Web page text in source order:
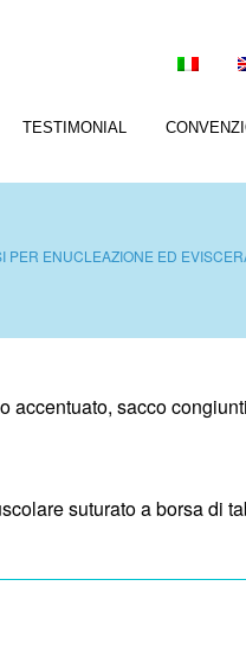
TESTIMONIAL
PER ENUCLEAZIONE ED
accentuato, sacco
suturato a borsa di